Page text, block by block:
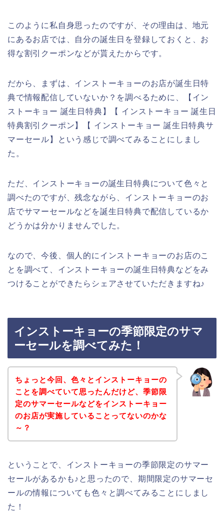
このように私自身思ったのですが、その理由は、地元
にあるお店では、自分の誕生日を登録しておくと、お
得な割引クーポンなどが貰えたからです。
だから、まずは、インストーキョーのお店が誕生日特
典で情報配信していないか？を調べるために、【イン
ストーキョー 誕生日特典】【 インストーキョー 誕生日
特典割引クーポン】【 インストーキョー 誕生日特典サ
マーセール】という感じで調べてみることにしまし
た。
ただ、インストーキョーの誕生日特典について色々と
調べたのですが、残念ながら、インストーキョーのお
店でサマーセールなどを誕生日特典で配信しているか
どうかは分かりませんでした。
なので、今後、個人的にインストーキョーのお店のこ
とを調べて、インストーキョーの誕生日特典などをみ
つけることができたらシェアさせていただきますね♪
インストーキョーの季節限定のサマ
ーセールを調べてみた！
ちょっと今回、色々とインストーキョーの
ことを調べていて思ったんだけど、季節限
定のサマーセールなどをインストーキョー
のお店が実施していることってないのかな
～？
ということで、インストーキョーの季節限定のサマー
セールがあるかも♪と思ったので、期間限定のサマーセ
ールの情報についても色々と調べてみることにしまし
た！